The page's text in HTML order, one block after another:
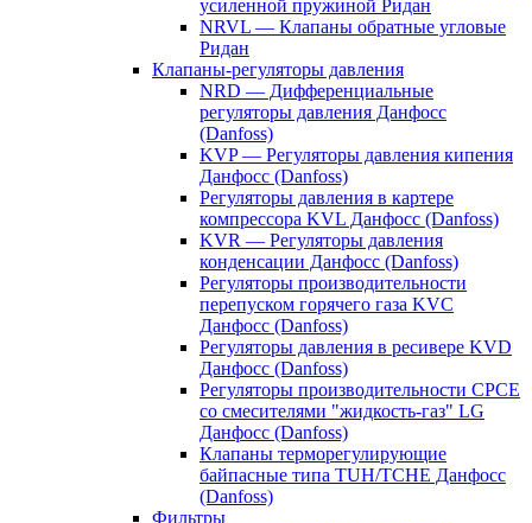
усиленной пружиной Ридан
NRVL — Клапаны обратные угловые
Ридан
Клапаны-регуляторы давления
NRD — Дифференциальные
регуляторы давления Данфосс
(Danfoss)
KVP — Регуляторы давления кипения
Данфосс (Danfoss)
Регуляторы давления в картере
компрессора KVL Данфосс (Danfoss)
KVR — Регуляторы давления
конденсации Данфосс (Danfoss)
Регуляторы производительности
перепуском горячего газа KVC
Данфосс (Danfoss)
Регуляторы давления в ресивере KVD
Данфосс (Danfoss)
Регуляторы производительности CPCE
со смесителями "жидкость-газ" LG
Данфосс (Danfoss)
Клапаны терморегулирующие
байпасные типа TUH/TCHE Данфосс
(Danfoss)
Фильтры